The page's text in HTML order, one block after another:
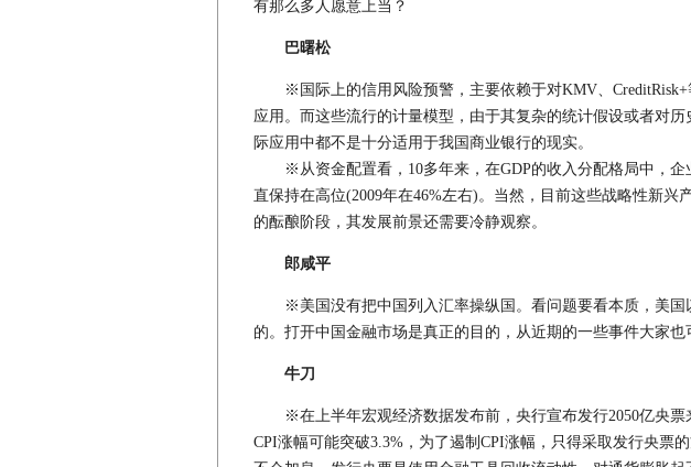
有那么多人愿意上当？
巴曙松
※国际上的信用风险预警，主要依赖于对KMV、CreditRisk+
应用。而这些流行的计量模型，由于其复杂的统计假设或者对
际应用中都不是十分适用于我国商业银行的现实。
※从资金配置看，10多年来，在GDP的收入分配格局中，企
直保持在高位(2009年在46%左右)。当然，目前这些战略性新兴
的酝酿阶段，其发展前景还需要冷静观察。
郎咸平
※美国没有把中国列入汇率操纵国。看问题要看本质，美国
的。打开中国金融市场是真正的目的，从近期的一些事件大家也
牛刀
※在上半年宏观经济数据发布前，央行宣布发行2050亿央票
CPI涨幅可能突破3.3%，为了遏制CPI涨幅，只得采取发行央票